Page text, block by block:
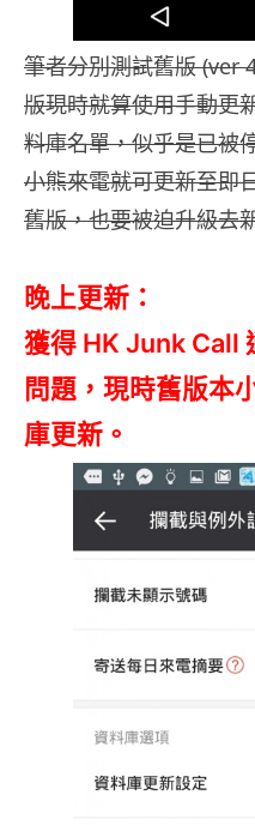
筆者分別測試舊版 (ver
版現時就算使用手動更
料庫名單，似乎是已被
小熊來電就可更新至即
舊版，也要被迫升級去
晚上更新：
獲得 HK Junk Call
問題，現時舊版本
庫更新。